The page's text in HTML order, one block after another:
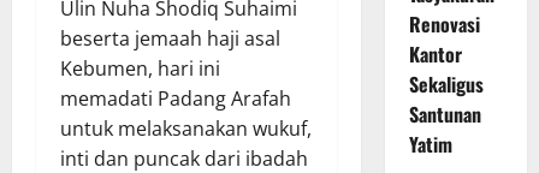
Ulin Nuha Shodiq Suhaimi
beserta jemaah haji asal
Kebumen, hari ini
memadati Padang Arafah
untuk melaksanakan wukuf,
inti dan puncak dari ibadah
Renovasi
Kantor
Sekaligus
Santunan
Yatim